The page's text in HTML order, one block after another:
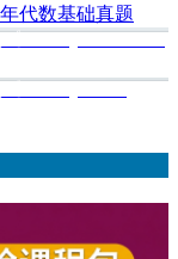
代数基础真题
AP Physics 1 2015